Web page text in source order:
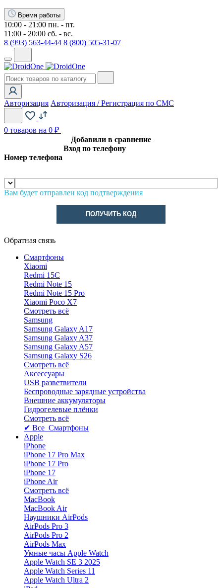
Время работы
10:00 - 21:00 пн. - пт.
11:00 - 20:00 сб. - вс.
8 (993) 563-44-44 8 (800) 505-31-07
Авторизация Авторизация / Регистрация по СМС
0 товаров на 0 ₽
Добавили в сравнение
Вход по телефону
Номер телефона
Вам будет отправлен код подтверждения
ПОЛУЧИТЬ КОД
Обратная связь
Смартфоны
Xiaomi
Redmi 15C
Redmi Note 15
Redmi Note 15 Pro
Xiaomi Poco X7
Смотреть всё
Samsung
Samsung Galaxy A17
Samsung Galaxy A37
Samsung Galaxy A57
Samsung Galaxy S26
Смотреть всё
Аксессуары
USB разветвители
Беспроводные зарядные устройства
Внешние аккумуляторы
Гидрогелевые плёнки
Смотреть всё
✔ Все Смартфоны
Apple
iPhone
iPhone 17 Pro Max
iPhone 17 Pro
iPhone 17
iPhone Air
Смотреть всё
MacBook
MacBook Air
Наушники AirPods
AirPods Pro 3
AirPods Pro 2
AirPods Max
Умные часы Apple Watch
Apple Watch SE 3 2025
Apple Watch Series 11
Apple Watch Ultra 2